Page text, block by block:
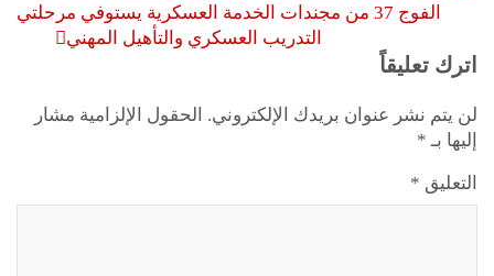
الفوج 37 من مجندات الخدمة العسكرية يستوفي مرحلتي
التدريب العسكري والتأهيل المهني
اترك تعليقاً
لن يتم نشر عنوان بريدك الإلكتروني. الحقول الإلزامية مشار
إليها بـ *
التعليق *